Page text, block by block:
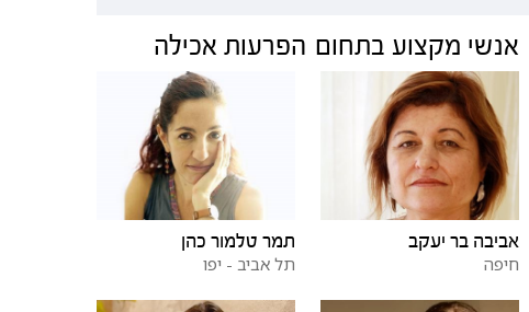
אנשי מקצוע בתחום הפרעות אכילה
אביבה בר יעקב
חיפה
תמר טלמור כהן
תל אביב - יפו